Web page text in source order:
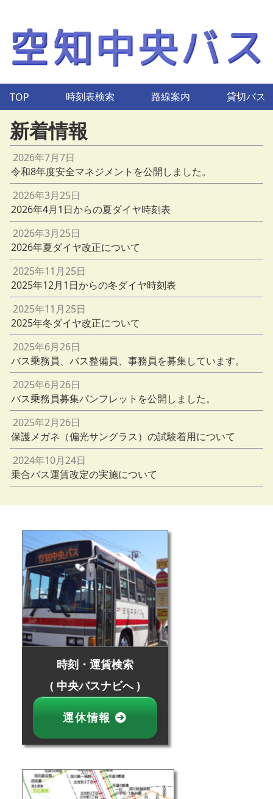
TOP 時刻表検索 路線案内 貸切バス
新着情報
2026年7月7日
令和8年度安全マネジメントを公開しました。
2026年3月25日
2026年4月1日からの夏ダイヤ時刻表
2026年3月25日
2026年夏ダイヤ改正について
2025年11月25日
2025年12月1日からの冬ダイヤ時刻表
2025年11月25日
2025年冬ダイヤ改正について
2025年6月26日
バス乗務員、バス整備員、事務員を募集しています。
2025年6月26日
バス乗務員募集パンフレットを公開しました。
2025年2月26日
保護メガネ（偏光サングラス）の試験着用について
2024年10月24日
乗合バス運賃改定の実施について
時刻・運賃検索
( 中央バスナビへ )
運休情報